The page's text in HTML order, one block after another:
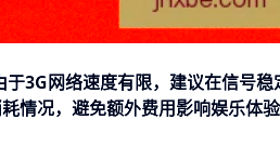
3G网络速度有限，建议在信号稳
情况，避免额外费用影响娱乐体